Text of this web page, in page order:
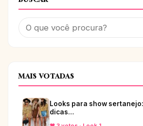
MAIS VOTADAS
Looks para show
dicas…